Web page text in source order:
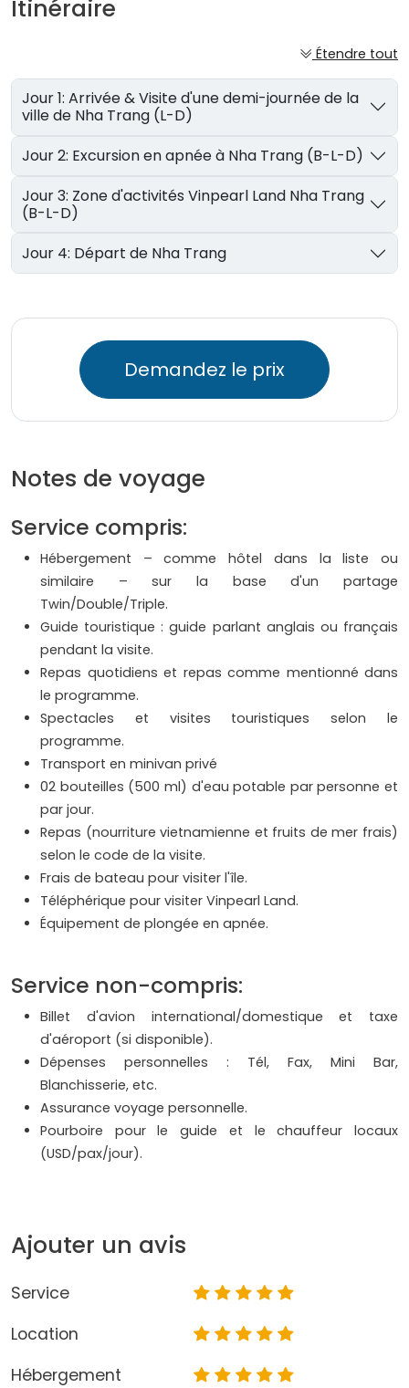
Itinéraire
Étendre tout
Jour 1: Arrivée & Visite d'une demi-journée de la
ville de Nha Trang (L-D)
Jour 2: Excursion en apnée à Nha Trang (B-L-D)
Jour 3: Zone d'activités Vinpearl Land Nha Trang
(B-L-D)
Jour 4: Départ de Nha Trang
Demandez le prix
Notes de voyage
Service compris:
Hébergement – ​​comme hôtel dans la liste ou
similaire – sur la base d'un partage
Twin/Double/Triple.
Guide touristique : guide parlant anglais ou français
pendant la visite.
Repas quotidiens et repas comme mentionné dans
le programme.
Spectacles et visites touristiques selon le
programme.
Transport en minivan privé
02 bouteilles (500 ml) d'eau potable par personne et
par jour.
Repas (nourriture vietnamienne et fruits de mer frais)
selon le code de la visite.
Frais de bateau pour visiter l'île.
Téléphérique pour visiter Vinpearl Land.
Équipement de plongée en apnée.
Service non-compris:
Billet d'avion international/domestique et taxe
d'aéroport (si disponible).
Dépenses personnelles : Tél, Fax, Mini Bar,
Blanchisserie, etc.
Assurance voyage personnelle.
Pourboire pour le guide et le chauffeur locaux
(USD/pax/jour).
Ajouter un avis
Service
Location
Hébergement